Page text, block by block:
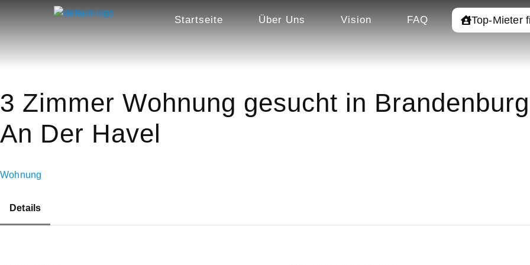
Startseite Über Uns Vision FAQ Top-Mieter
3 Zimmer Wohnung gesucht in Brandenburg
An Der Havel
Wohnung
Details